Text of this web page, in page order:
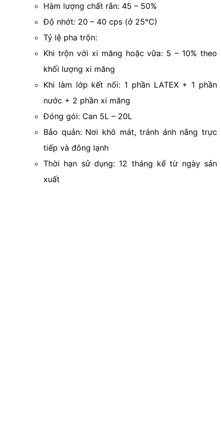
Hàm lượng chất rắn: 45 – 50%
Độ nhớt: 20 – 40 cps (ở 25°C)
Tỷ lệ pha trộn:
Khi trộn với xi măng hoặc vữa: 5 – 10% theo
khối lượng xi măng
Khi làm lớp kết nối: 1 phần LATEX + 1 phần
nước + 2 phần xi măng
Đóng gói: Can 5L – 20L
Bảo quản: Nơi khô mát, tránh ánh nắng trực
tiếp và đông lạnh
Thời hạn sử dụng: 12 tháng kể từ ngày sản
xuất